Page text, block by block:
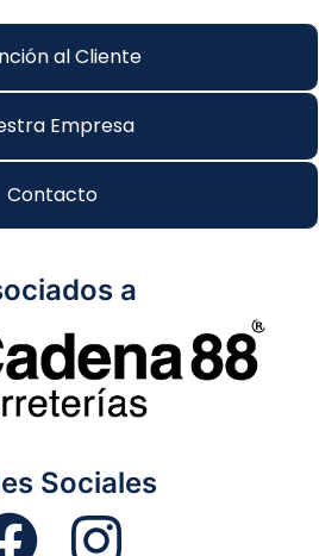
al Cliente
Empresa
Contacto
a
Sociales